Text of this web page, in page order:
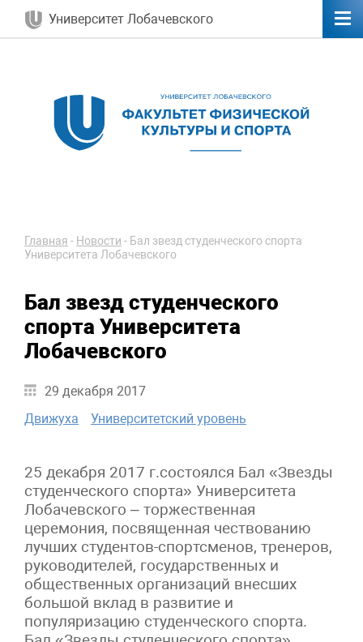
Университет Лобачевского
Главная - Новости - Бал звезд студенческого спорта
Университета Лобачевского
Бал звезд студенческого
спорта Университета
Лобачевского
29 декабря 2017
Движуха
Университетский уровень
25 декабря 2017 г.состоялся Бал «Звезды
студенческого спорта» Университета
Лобачевского – торжественная
церемония, посвященная чествованию
лучших студентов-спортсменов, тренеров,
руководителей, государственных и
общественных организаций внесших
большой вклад в развитие и
популяризацию студенческого спорта.